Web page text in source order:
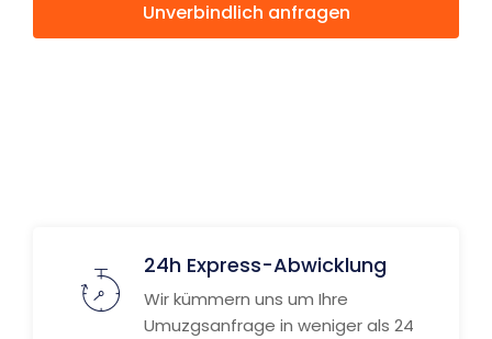
Unverbindlich anfragen
24h Express-Abwicklung
Wir kümmern uns um Ihre
Umuzgsanfrage in weniger als 24